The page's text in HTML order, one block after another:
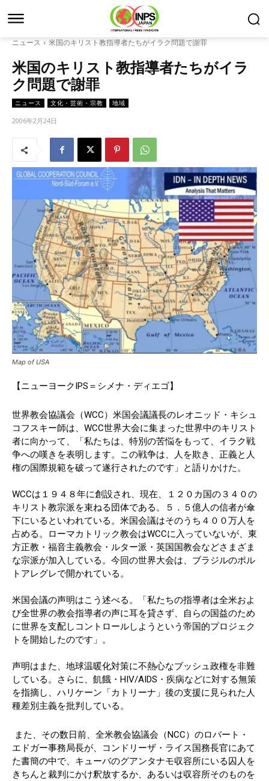
ニュース 米国のキリスト教指導者たちがイラク問題で謝罪
米国のキリスト教指導者たちがイラ
ク問題で謝罪
ニュース 文化・芸術・宗教 地域
2006年2月24日
Map of USA
【ニューヨークIPS＝シメナ・ディエゴ】
世界教会協議会（WCC）米国会議議長のレオニッド・キシュ
コフスキー師は、WCC世界大会に集まった世界中のキリスト
者に向かって、「私たちは、特別の苦悩をもって、イラク戦
争への嘆きを表明します。この戦争は、人を欺き、正義と人
権の国際規範を破って遂行されたのです」と語りかけた。
WCCは１９４８年に創設され、現在、１２０カ国の３４０の
キリスト教宗派を束ねる団体である。５．５億人の信者が傘
下にいるといわれている。米国会議はそのうち４００万人を
占める。ローマカトリック教会はWCCに入っていないが、東
方正教・福音主義教会・ルター派・英国国教会などさまざま
な宗派が加入している。今回の世界大会は、ブラジルのポル
トアレグレで開かれている。
米国会議の声明はこう述べる。「私たちの指導者は全米およ
び全世界の教会指導者の声に耳を貸さず、自らの国益のため
に世界を支配しコントロールしようという帝国的プロジェク
トを開始したのです」。
声明はまた、地球温暖化対策に不熱心なブッシュ政権を非難
している。さらに、飢餓・HIV/AIDS・疾病などに対する無策
を指摘し、ハリケーン「カトリーナ」後の支援に見られた人
種差別主義を批判している。
また、その数日前、全米教会協議会（NCC）のロバート・
エドガー事務局長が、コンドリーザ・ライス国務長官にあて
た書簡の中で、キューバのグアンタナモ収容所にいる囚人を
きちんと裁判にかけ釈放するか、あるいは収容所そのものを